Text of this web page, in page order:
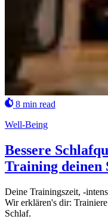
8 min read
Well-Being
Bessere
Training deinen
Deine Trainingszeit, -
Wir erklären's dir:
Schlaf.